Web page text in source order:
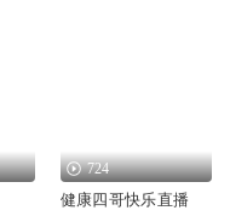
724
健康四哥快乐直播